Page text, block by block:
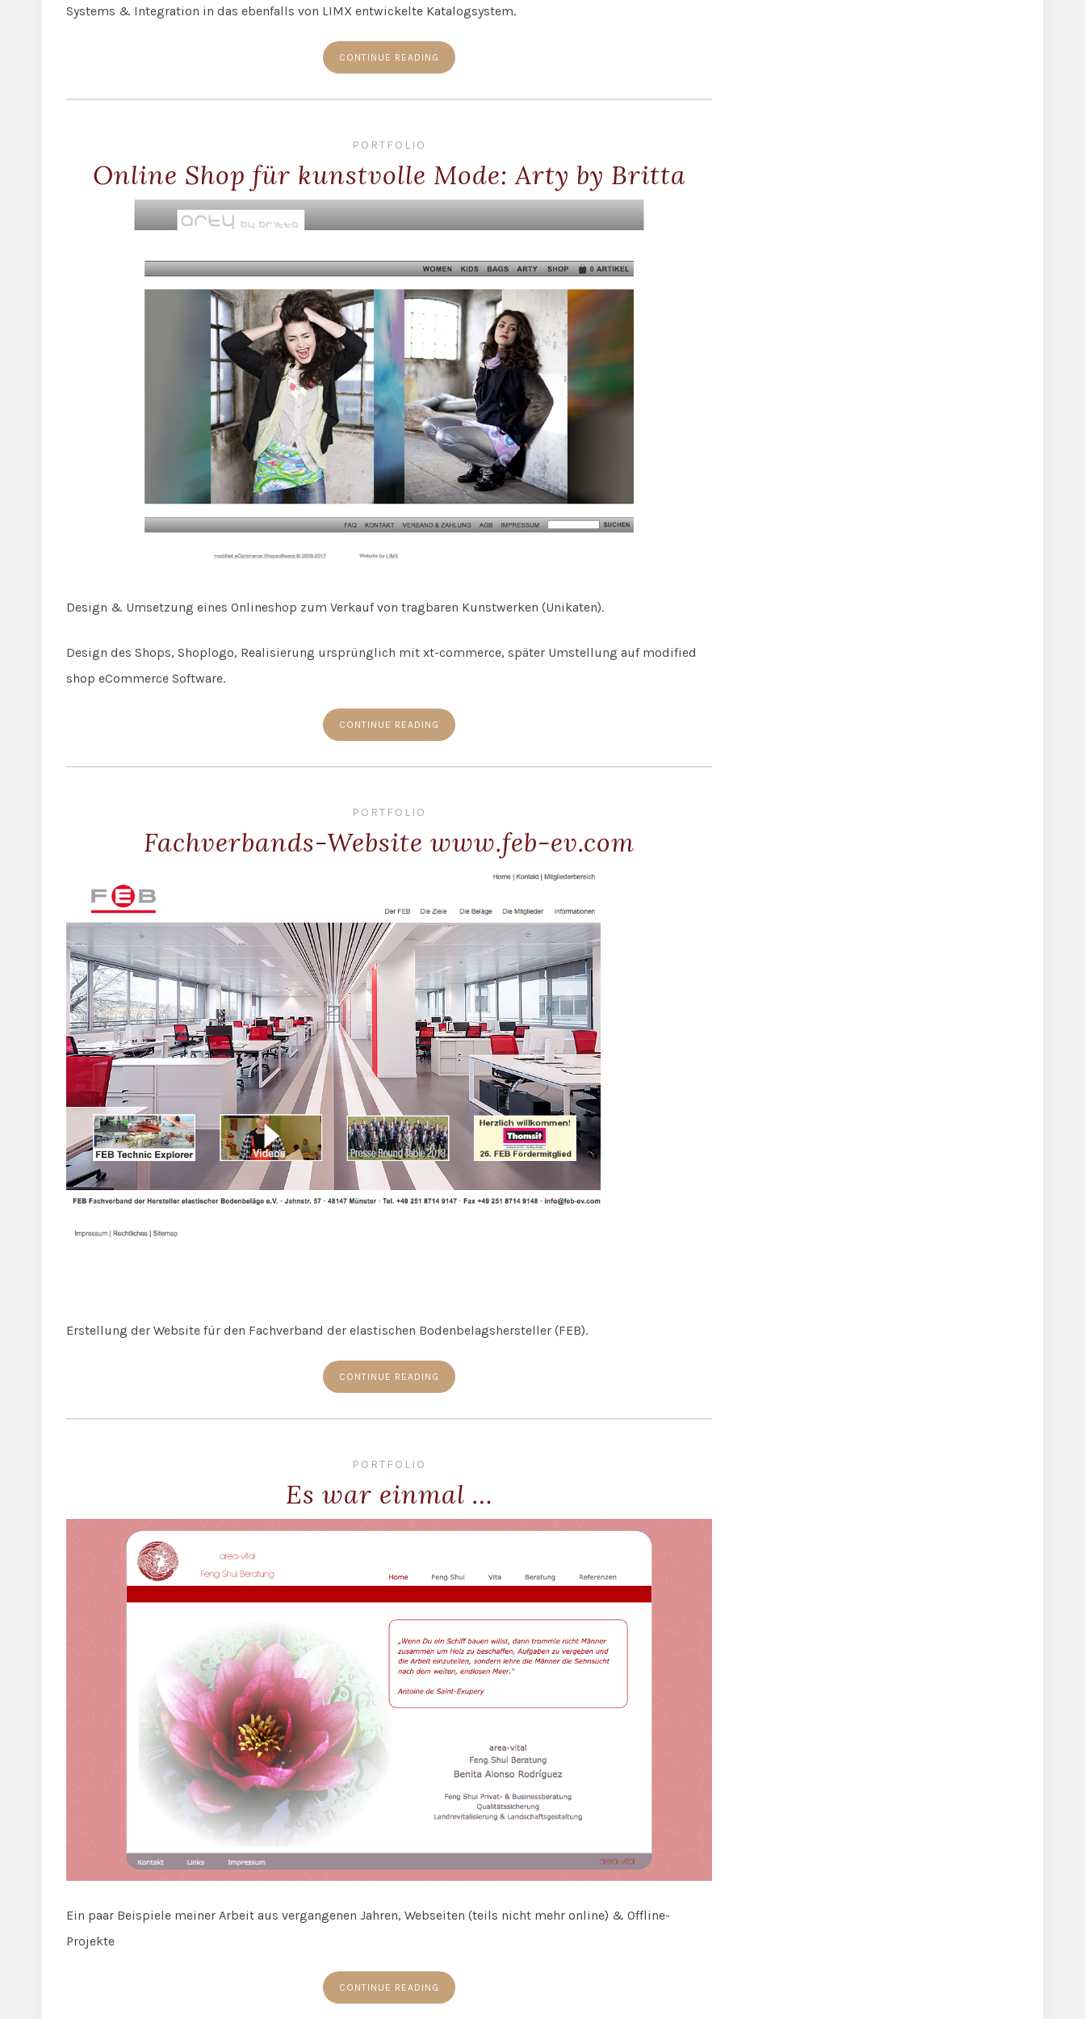
Systems & Integration in das ebenfalls von LIMX entwickelte Katalogsystem.
CONTINUE READING
PORTFOLIO
Online Shop für kunstvolle Mode: Arty by Britta
Design & Umsetzung eines Onlineshop zum Verkauf von tragbaren Kunstwerken (Unikaten).
Design des Shops, Shoplogo, Realisierung ursprünglich mit xt-commerce, später Umstellung auf modified
shop eCommerce Software.
CONTINUE READING
PORTFOLIO
Fachverbands-Website www.feb-ev.com
Erstellung der Website für den Fachverband der elastischen Bodenbelagshersteller (FEB).
CONTINUE READING
PORTFOLIO
Es war einmal …
Ein paar Beispiele meiner Arbeit aus vergangenen Jahren, Webseiten (teils nicht mehr online) & Offline-
Projekte
CONTINUE READING